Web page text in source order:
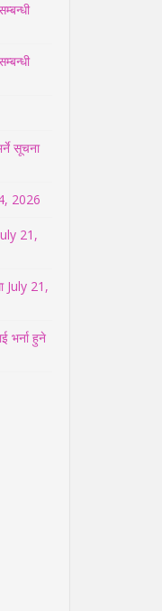
सूचना
2026
21,
July 21,
भर्ना हुने